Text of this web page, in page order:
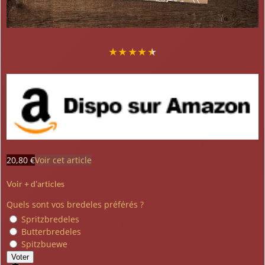
★★★★★
20,80 €Voir cet article
Voir + d'articles
Quels sont vos bredeles préférés ?
Spritzbredeles
Butterbredeles
Spitzbuewe
Voter